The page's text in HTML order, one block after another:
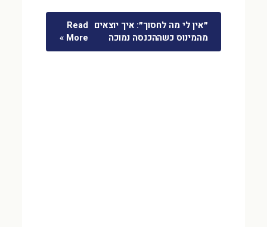
״אין לי מה לחסוך״: איך יוצאים
מהמינוס כשההכנסה נמוכה
Read
More »